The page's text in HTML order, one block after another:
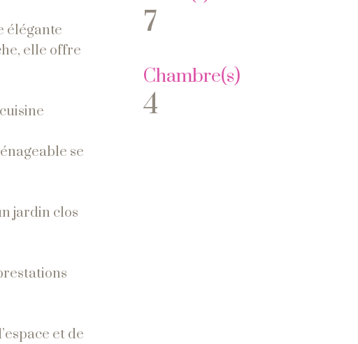
élégante
elle offre
se
jardin clos
et de
7
Chambre(s)
4